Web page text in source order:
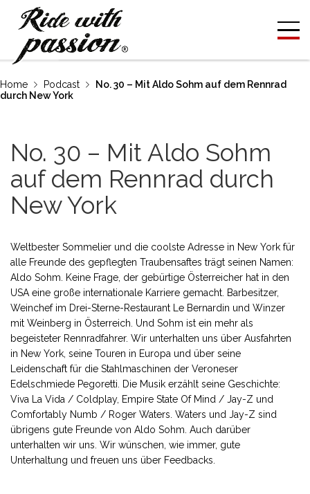
Home Podcast
No. 30 – Mit Aldo Sohm auf dem Rennrad
durch New York
No. 30 – Mit Aldo Sohm
auf dem Rennrad durch
New York
Weltbester Sommelier und die coolste Adresse in New York für
alle Freunde des gepflegten Traubensaftes trägt seinen Namen:
Aldo Sohm. Keine Frage, der gebürtige Österreicher hat in den
USA eine große internationale Karriere gemacht. Barbesitzer,
Weinchef im Drei-Sterne-Restaurant Le Bernardin und Winzer
mit Weinberg in Österreich. Und Sohm ist ein mehr als
begeisteter Rennradfahrer. Wir unterhalten uns über Ausfahrten
in New York, seine Touren in Europa und über seine
Leidenschaft für die Stahlmaschinen der Veroneser
Edelschmiede Pegoretti. Die Musik erzählt seine Geschichte:
Viva La Vida / Coldplay, Empire State Of Mind / Jay-Z und
Comfortably Numb / Roger Waters. Waters und Jay-Z sind
übrigens gute Freunde von Aldo Sohm. Auch darüber
unterhalten wir uns. Wir wünschen, wie immer, gute
Unterhaltung und freuen uns über Feedbacks.